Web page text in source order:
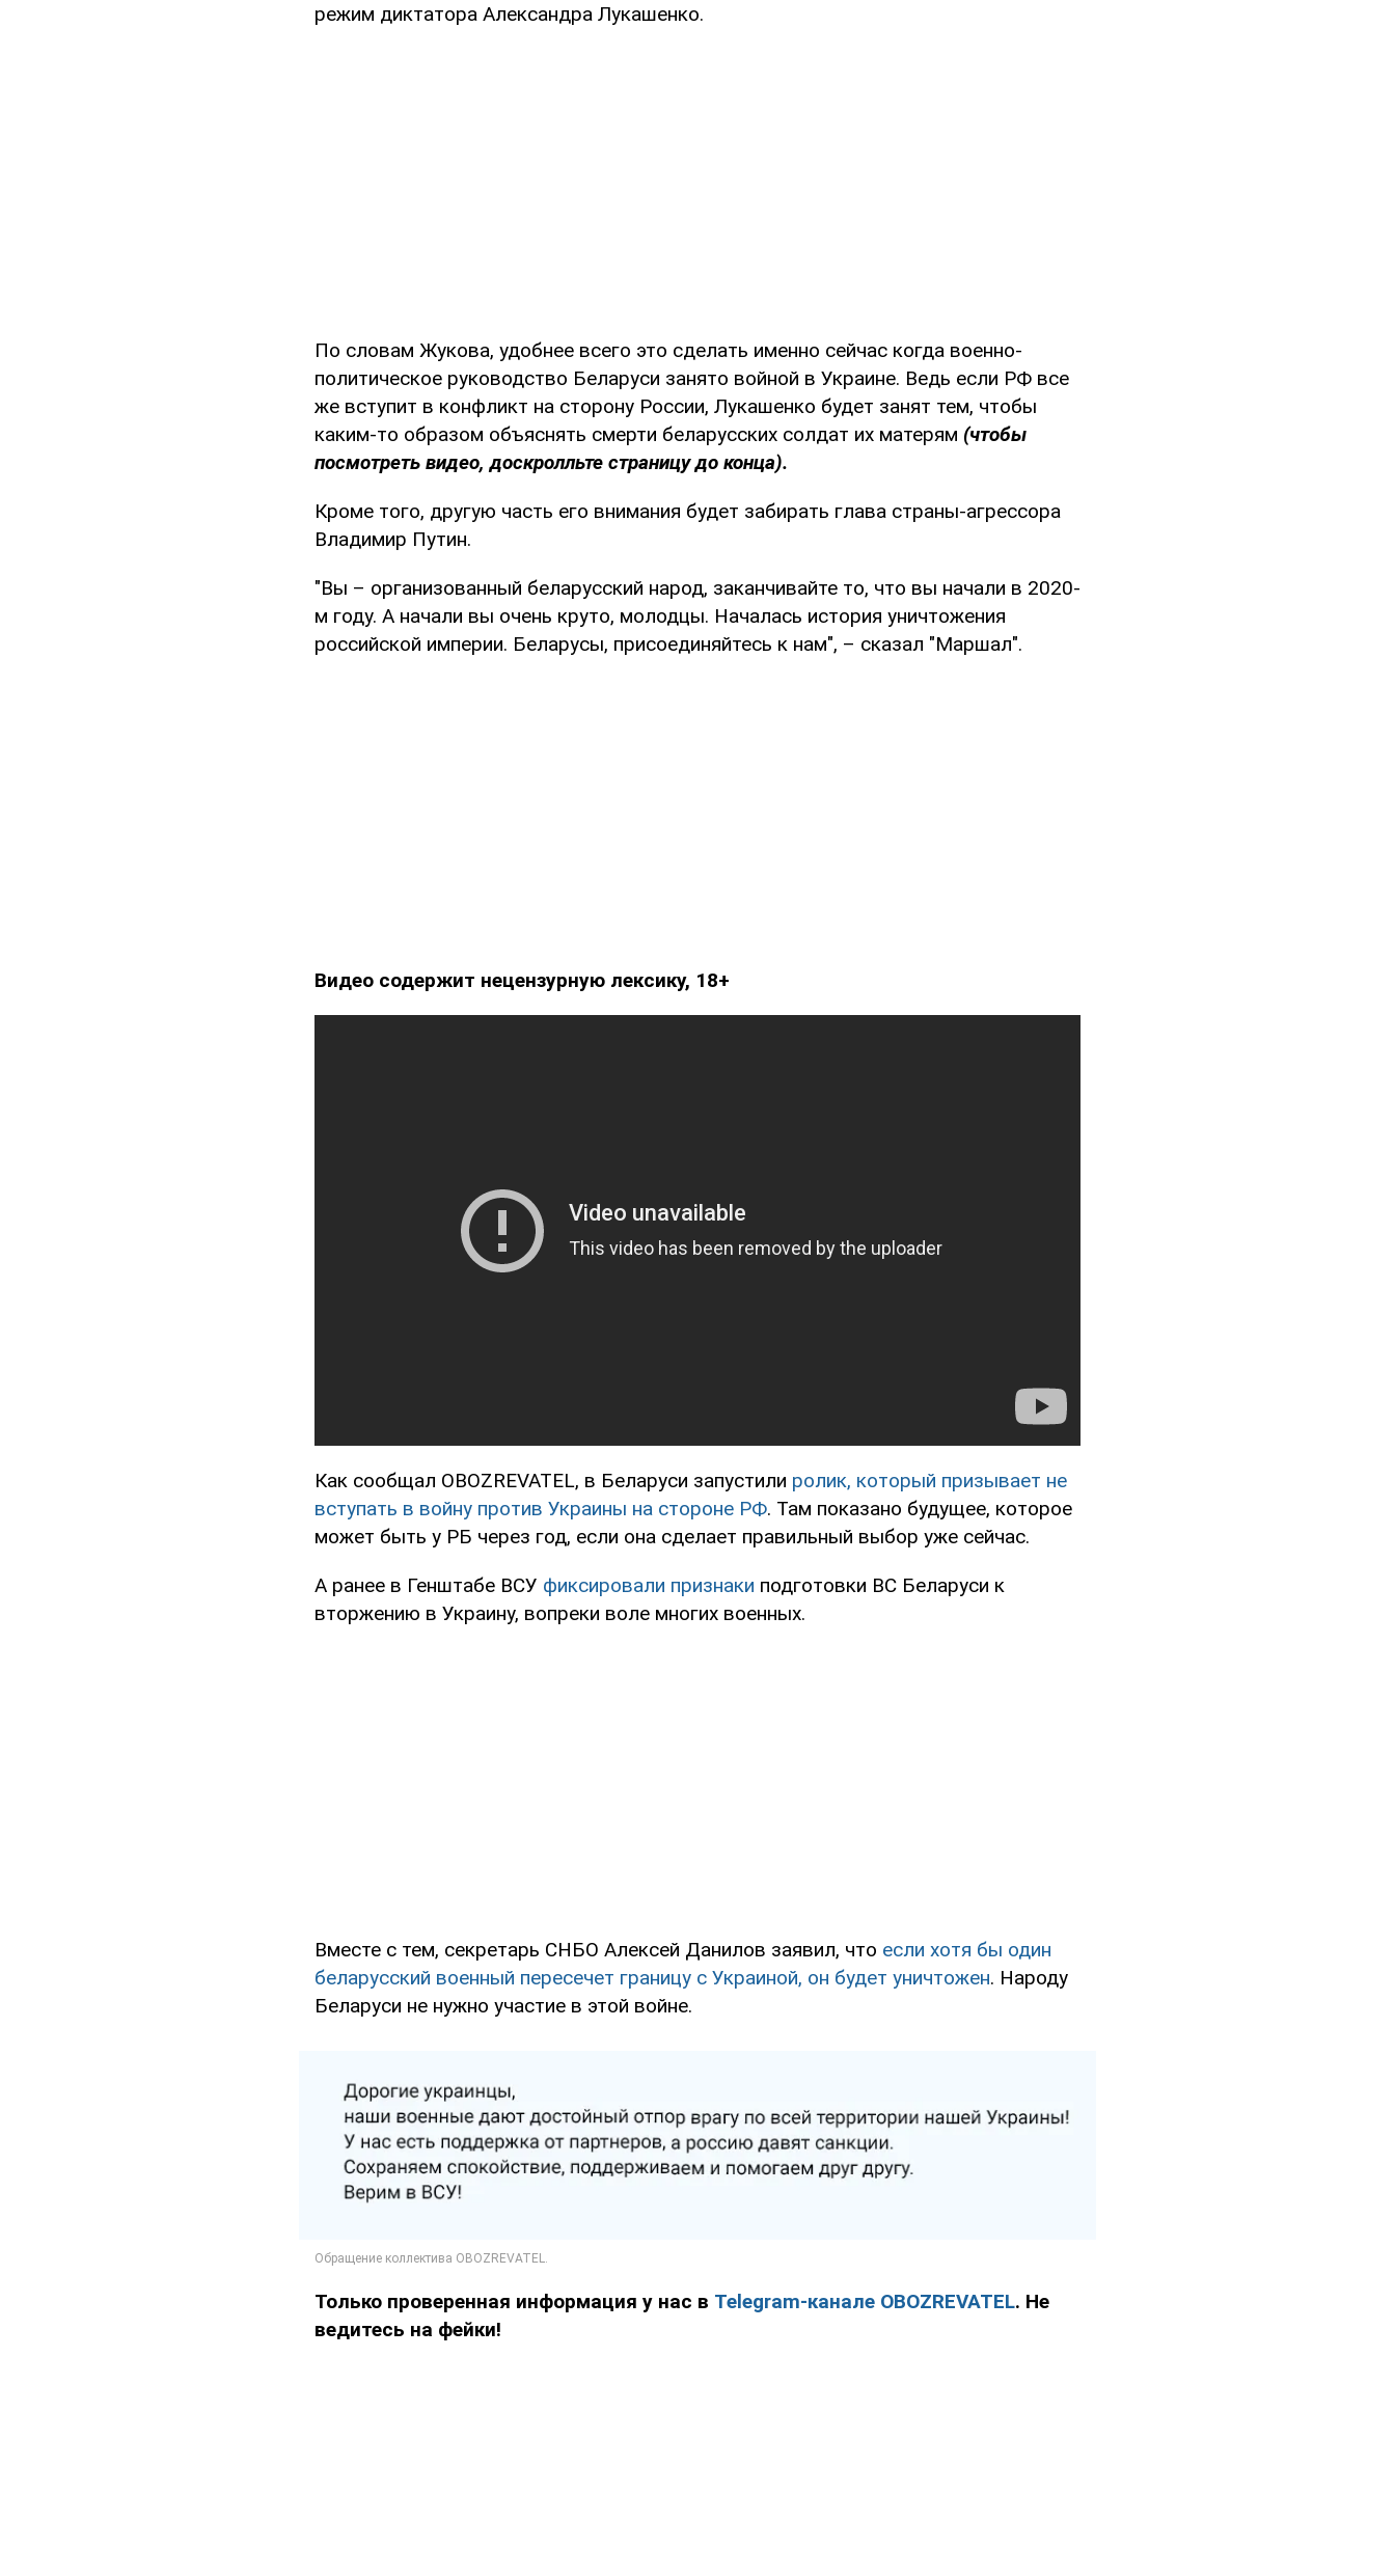
режим диктатора Александра Лукашенко.
По словам Жукова, удобнее всего это сделать именно сейчас когда военно-
политическое руководство Беларуси занято войной в Украине. Ведь если РФ все
же вступит в конфликт на сторону России, Лукашенко будет занят тем, чтобы
каким-то образом объяснять смерти беларусских солдат их матерям (чтобы
посмотреть видео, доскролльте страницу до конца).
Кроме того, другую часть его внимания будет забирать глава страны-агрессора
Владимир Путин.
"Вы – организованный беларусский народ, заканчивайте то, что вы начали в 2020-
м году. А начали вы очень круто, молодцы. Началась история уничтожения
российской империи. Беларусы, присоединяйтесь к нам", – сказал "Маршал".
Видео содержит нецензурную лексику, 18+
Как сообщал OBOZREVATEL, в Беларуси запустили ролик, который призывает не
вступать в войну против Украины на стороне РФ. Там показано будущее, которое
может быть у РБ через год, если она сделает правильный выбор уже сейчас.
А ранее в Генштабе ВСУ фиксировали признаки подготовки ВС Беларуси к
вторжению в Украину, вопреки воле многих военных.
Вместе с тем, секретарь СНБО Алексей Данилов заявил, что если хотя бы один
беларусский военный пересечет границу с Украиной, он будет уничтожен. Народу
Беларуси не нужно участие в этой войне.
Только проверенная информация у нас в Telegram-канале OBOZREVATEL. Не
ведитесь на фейки!